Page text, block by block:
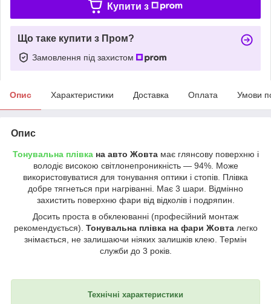
Купити з
Що таке купити з Пром?
Замовлення під захистом
Опис Характеристики Доставка Оплата Умови
Опис
Тонувальна плівкана авто Жовта має глянсову поверхню і
володіє високою світлонепроникність — 94%. Може
використовуватися для тонування оптики і стопів. Плівка
добре тягнеться при нагріванні. Має 3 шари. Відмінно
захистить поверхню фари від відколів і подряпин.
Досить проста в обклеюванні (професійний монтаж
рекомендується). Тонувальна плівка на фари Жовта легко
знімається, не залишаючи ніяких залишків клею. Термін
служби до 3 років.
Технічні характеристики